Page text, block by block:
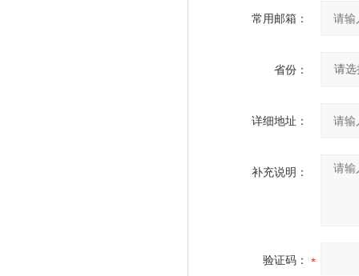
常用邮箱：
省份：
详细地址：
补充说明：
验证码：